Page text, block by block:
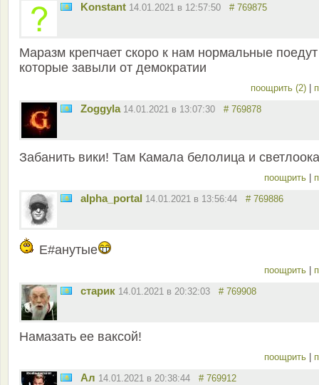
Konstant 14.01.2021 в 12:57:50 # 769875
Маразм крепчает скоро к нам нормальные поедут
которые завыли от демократии
поощрить (2)
Zoggyla 14.01.2021 в 13:07:30 # 769878
Забанить вики! Там Камала белолица и светлоока
поощрить
alpha_portal 14.01.2021 в 13:56:44 # 769886
Е#анутые
поощрить
старик 14.01.2021 в 20:32:03 # 769908
Намазать ее ваксой!
поощрить
Ал 14.01.2021 в 20:38:44 # 769912